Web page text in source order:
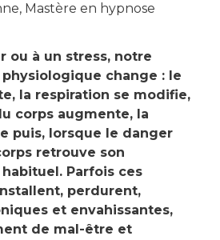
Mastère en hypnose
ou à un stress, notre
change : le
la respiration se modifie,
corps augmente, la
puis, lorsque le danger
retrouve son
Parfois ces
perdurent,
et envahissantes,
de mal-être et